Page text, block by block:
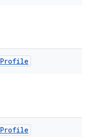
Profile
Profile